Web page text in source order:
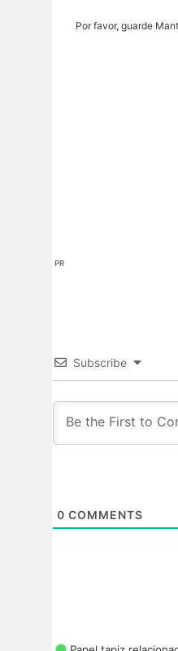
Por favor, guarde
PR
Subscribe
0 COMMENTS